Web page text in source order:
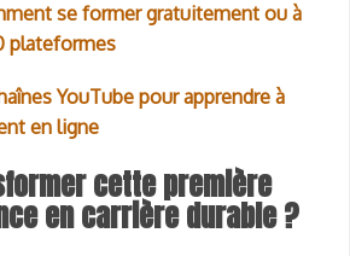
se former gratuitement ou à
plateformes
YouTube pour apprendre à
en ligne
cette première
en carrière durable ?